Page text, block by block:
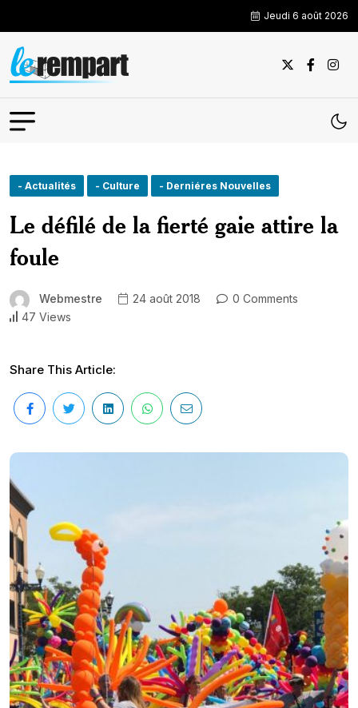
Jeudi 6 août 2026
- Actualités - Culture - Derniéres Nouvelles
Le défilé de la fierté gaie attire la
foule
Webmestre 24 août 2018
0 Comments
47 Views
Share This Article: